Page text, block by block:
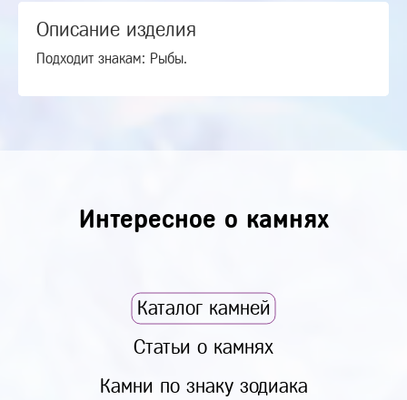
Описание изделия
Подходит знакам: Рыбы.
Интересное о камнях
Каталог камней
Статьи о камнях
Камни по знаку зодиака